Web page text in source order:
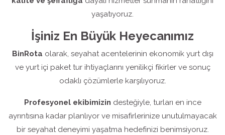
yaşatıyoruz.
İşiniz En Büyük Heyecanımız
BinRota olarak, seyahat acentelerinin ekonomik yurt dışı
ve yurt içi paket tur ihtiyaçlarını yenilikçi fikirler ve sonuç
odaklı çözümlerle karşılıyoruz.
Profesyonel ekibimizin desteğiyle, turları en ince
ayrıntısına kadar planlıyor ve misafirlerinize unutulmayacak
bir seyahat deneyimi yaşatma hedefinizi benimsiyoruz.